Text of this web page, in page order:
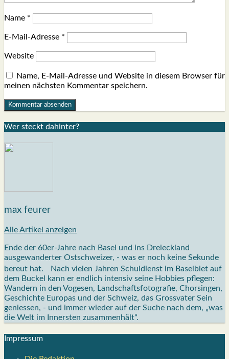
Name *
E-Mail-Adresse *
Website
Name, E-Mail-Adresse und Website in diesem Browser für
meinen nächsten Kommentar speichern.
Wer steckt dahin­ter?
max feurer
Alle Artikel anzeigen
Ende der 60er-Jahre nach Basel und ins Dreieckland
ausgewanderter Ostschweizer, - was er noch keine Sekunde
bereut hat. Nach vielen Jahren Schuldienst im Baselbiet auf
dem Buckel kann er endlich intensiv seine Hobbies pflegen:
Wandern in den Vogesen, Landschaftsfotografie, Chorsingen,
Geschichte Europas und der Schweiz, das Grossvater Sein
geniessen, - und immer wieder auf der Suche nach dem, „was
die Welt im Innersten zusammenhält“.
Impres­sum